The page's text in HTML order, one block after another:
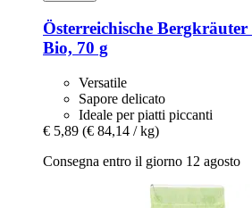
Österreichische Bergkräuter
Bio, 70 g
Versatile
Sapore delicato
Ideale per piatti piccanti
€ 5,89 (€ 84,14 / kg)
Consegna entro il giorno 12 agosto